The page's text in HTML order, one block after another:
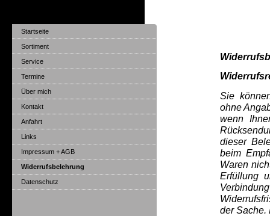
Mineralienfachhandel
Sie
ohne
wenn
dieser
beim
Waren
Erfüllung
der Sache.
Startseite
Sortiment
Service
Termine
Über mich
Kontakt
Anfahrt
Links
Impressum + AGB
Widerrufsbelehrung
Datenschutz